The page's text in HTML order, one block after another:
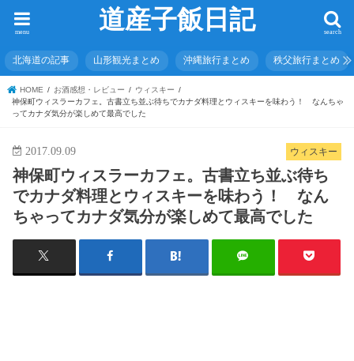
道産子飯日記 search
menu
北海道の記事 山形観光まとめ 沖縄旅行まとめ 秩父旅行まとめ
HOME お酒感想・レビュー
ウィスキー
神保町ウィスラーカフェ。古書立ち並ぶ待ちでカナダ料理とウィスキーを味わう！ なんちゃ
ってカナダ気分が楽しめて最高でした
ウィスキー
2017.09.09
神保町ウィスラーカフェ。古書立ち並ぶ待ち
でカナダ料理とウィスキーを味わう！ なん
ちゃってカナダ気分が楽しめて最高でした